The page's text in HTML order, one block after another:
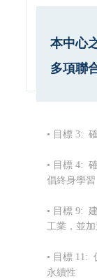
本中心
多項聯
• 目標 3:
• 目標 4:
倡終身學習
• 目標 9:
工業，並
• 目標 11:
永續性